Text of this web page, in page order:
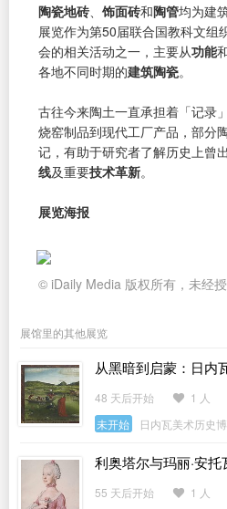
陶瓷地砖 饰面砖和陶管均为建
展览作为第50届联合国教科文组
会的相关活动之一，主要从功能
各地不同时期的建筑陶瓷。
古往今来陶土一直承担着「记录
烧窑制品到现代工厂产品，部分
记，有助于研究者了解历史上曾
线及重要技术革新。
展览海报
© iDaily Media 版权所有，未经授
展馆里的其他展览
从黑暗到启蒙：日内
48 天后开始 1 人
未开始
日内瓦美术历史
利奥塔尔与玛丽·安托
55 天后开始 1 人